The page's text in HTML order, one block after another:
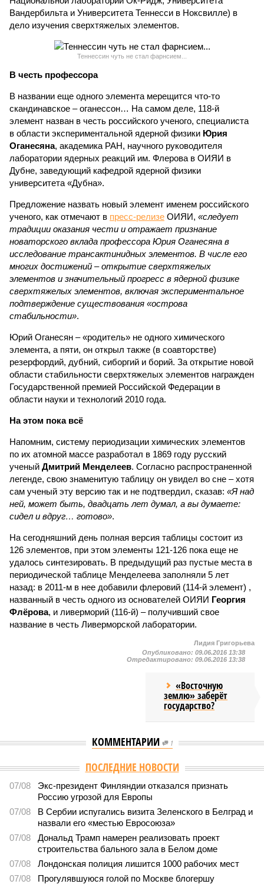
Вандербильта и Университета Теннесси в Ноксвилле) в
дело изучения сверхтяжелых элементов.
Теннессин чуть не стал фарнсием...
В честь профессора
В названии еще одного элемента мерещится что-то
скандинавское – оганессон… На самом деле, 118-й
элемент назван в честь российского ученого, специалиста
в области экспериментальной ядерной физики Юрия
Оганесяна, академика РАН, научного руководителя
лаборатории ядерных реакций им. Флерова в ОИЯИ в
Дубне, заведующий кафедрой ядерной физики
университета «Дубна».
Предложение назвать новый элемент именем российского
ученого, как отмечают в пресс-релизе ОИЯИ, «следует
традиции оказания чести и отражает признание
новаторского вклада профессора Юрия Оганесяна в
исследование трансактинидных элементов. В числе его
многих достижений – открытие сверхтяжелых
элементов и значительный прогресс в ядерной физике
сверхтяжелых элементов, включая экспериментальное
подтверждение существования «острова
стабильности».
Юрий Оганесян – «родитель» не одного химического
элемента, а пяти, он открыл также (в соавторстве)
резерфордий, дубний, сиборгий и борий. За открытие новой
области стабильности сверхтяжелых элементов награжден
Государственной премией Российской Федерации в
области науки и технологий 2010 года.
На этом пока всё
Напомним, систему периодизации химических элементов
по их атомной массе разработал в 1869 году русский
ученый Дмитрий Менделеев. Согласно распространенной
легенде, свою знаменитую таблицу он увидел во сне – хотя
сам ученый эту версию так и не подтвердил, сказав: «Я над
ней, может быть, двадцать лет думал, а вы думаете:
сидел и вдруг… готово».
На сегодняшний день полная версия таблицы состоит из
126 элементов, при этом элементы 121-126 пока еще не
удалось синтезировать. В предыдущий раз пустые места в
периодической таблице Менделеева заполняли 5 лет
назад: в 2011-м в нее добавили флеровий (114-й элемент) ,
названный в честь одного из основателей ОИЯИ Георгия
Флёрова, и ливерморий (116-й) – получивший свое
название в честь Ливерморской лаборатории.
Лидия Григорьева
Опубликовано: 09.06.2016 13:38
Отредактировано: 09.06.2016 13:38
«Восточную
землю» заберёт
государство?
КОММЕНТАРИИ 1
ПОСЛЕДНИЕ НОВОСТИ
07/08
Экс-президент Финляндии отказался признать
Россию угрозой для Европы
07/08
В Сербии испугались визита Зеленского в Белград и
назвали его «местью Евросоюза»
07/08
Дональд Трамп намерен реализовать проект
строительства бального зала в Белом доме
07/08
Лондонская полиция лишится 1000 рабочих мест
07/08
Прогулявшуюся голой по Москве блогершу